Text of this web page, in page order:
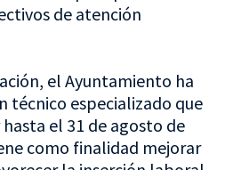
de atención
el Ayuntamiento ha
técnico especializado que
el 31 de agosto de
como finalidad mejorar